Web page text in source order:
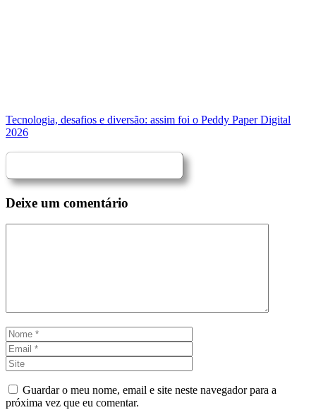
Tecnologia, desafios e diversão: assim foi o Peddy Paper Digital
2026
Deixe um comentário
Nome
Guardar o meu nome, email e site neste navegador para a
próxima vez que eu comentar.